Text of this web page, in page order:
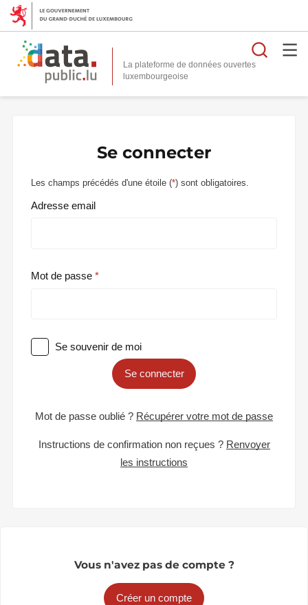
La plateforme de données ouvertes
Se connecter
Les champs précédés d'une étoile (*) sont obligatoires.
Adresse email
Mot de passe
Se souvenir de moi
Se connecter
Mot de passe oublié ? Récupérer votre mot de passe
Instructions de confirmation non reçues ? Renvoyer
les instructions
Vous n'avez pas de compte ?
Créer un compte